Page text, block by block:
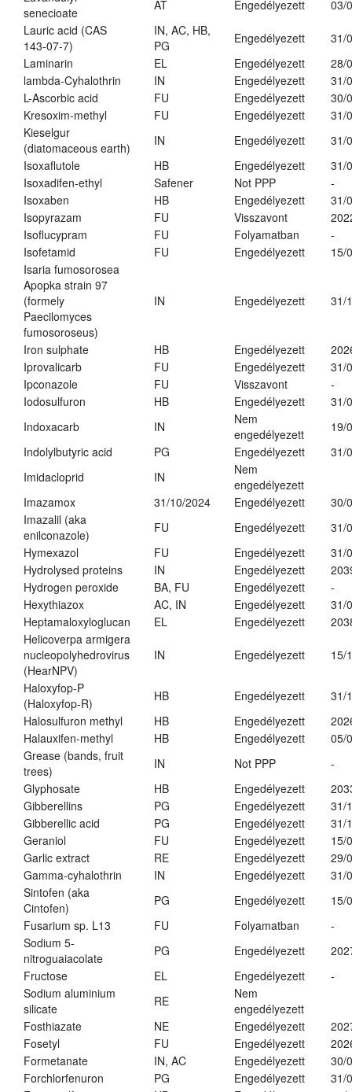
senecioate
AT Engedélyezett
03/
Lauric acid (CAS
143-07-7)
IN, AC, HB,
PG
Engedélyezett
31/
Laminarin
EL Engedélyezett
28/
lambda-Cyhalothrin
IN Engedélyezett
31/
L-Ascorbic acid
FU Engedélyezett
30/
Kresoxim-methyl
FU Engedélyezett
31/
Kieselgur
(diatomaceous earth)
IN Engedélyezett
31/
Isoxaflutole
HB Engedélyezett
31/
Isoxadifen-ethyl
Safener Not PPP
-
Isoxaben
HB Engedélyezett
31/
Isopyrazam
FU Visszavont
Isoflucypram
FU Folyamatban
-
Isofetamid
FU Engedélyezett
15/
Isaria fumosorosea
Apopka strain 97
(formely
Paecilomyces
fumosoroseus)
IN Engedélyezett 31/
Iron sulphate HB Engedélyezett
Iprovalicarb
FU Engedélyezett
31/
Ipconazole
FU Visszavont
-
Iodosulfuron
HB Engedélyezett
31/
Indoxacarb
IN
Nem
engedélyezett
19/
Indolylbutyric acid
PG Engedélyezett
31/
Imidacloprid
IN
Nem
engedélyezett
Imazamox
31/10/2024 Engedélyezett
30/
Imazalil (aka
enilconazole)
FU Engedélyezett
31/
Hymexazol
FU Engedélyezett
31/
Hydrolysed proteins
IN Engedélyezett
Hydrogen peroxide
BA, FU Engedélyezett
-
Hexythiazox
AC, IN Engedélyezett
31/
Heptamaloxyloglucan
EL Engedélyezett
Helicoverpa armigera
nucleopolyhedrovirus
(HearNPV)
IN Engedélyezett 15/
Haloxyfop-P
(Haloxyfop-R)
HB Engedélyezett
31/
Halosulfuron methyl
HB Engedélyezett
Halauxifen-methyl
HB Engedélyezett
05/
Grease (bands, fruit
trees)
IN Not PPP
-
Glyphosate
HB Engedélyezett
Gibberellins
PG Engedélyezett
31/
Gibberellic acid
PG Engedélyezett
31/
Geraniol
FU Engedélyezett
15/
Garlic extract
RE Engedélyezett
29/
Gamma-cyhalothrin
IN Engedélyezett
31/
Sintofen (aka
Cintofen)
PG Engedélyezett
15/
Fusarium sp. L13
FU Folyamatban
-
Sodium 5-
nitroguaiacolate
PG Engedélyezett
Fructose
EL Engedélyezett
-
Sodium aluminium
silicate
RE
Nem
engedélyezett
Fosthiazate
NE Engedélyezett
Fosetyl
FU Engedélyezett
Formetanate
IN, AC Engedélyezett
30/
Forchlorfenuron
PG Engedélyezett
31/